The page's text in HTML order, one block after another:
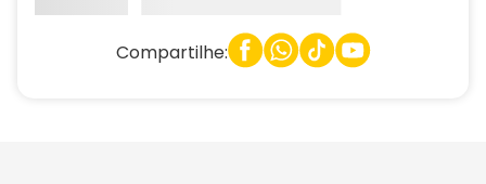
Compartilhe: